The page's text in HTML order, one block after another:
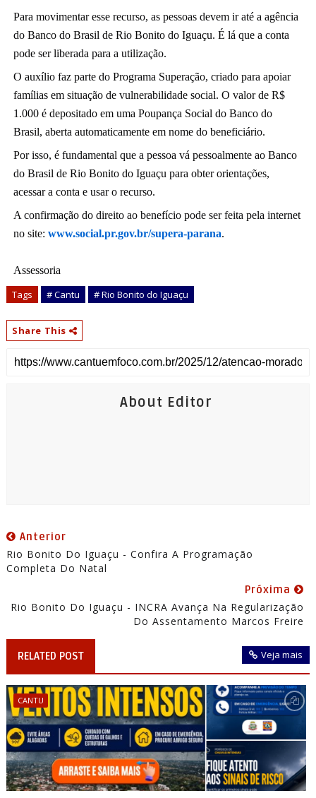
Para movimentar esse recurso, as pessoas devem ir até a agência
do Banco do Brasil de Rio Bonito do Iguaçu. É lá que a conta
pode ser liberada para a utilização.
O auxílio faz parte do Programa Superação, criado para apoiar
famílias em situação de vulnerabilidade social. O valor de R$
1.000 é depositado em uma Poupança Social do Banco do
Brasil, aberta automaticamente em nome do beneficiário.
Por isso, é fundamental que a pessoa vá pessoalmente ao Banco
do Brasil de Rio Bonito do Iguaçu para obter orientações,
acessar a conta e usar o recurso.
A confirmação do direito ao benefício pode ser feita pela internet
no site: www.social.pr.gov.br/supera-parana.
Assessoria
Tags # Cantu # Rio Bonito do Iguaçu
Share This
About Editor
Anterior
Rio Bonito Do Iguaçu - Confira A Programação
Completa Do Natal
Próxima
Rio Bonito Do Iguaçu - INCRA Avança Na Regularização
Do Assentamento Marcos Freire
RELATED POST Veja mais
CANTU